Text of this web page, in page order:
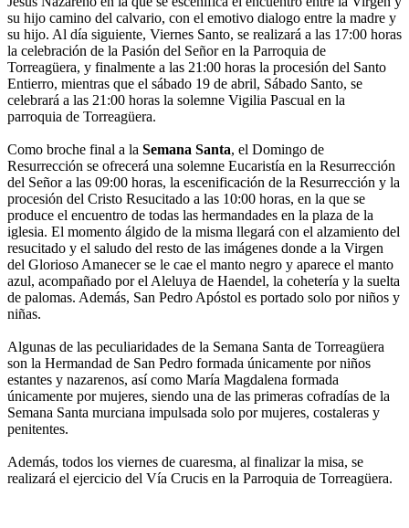
su hijo camino del calvario, con el emotivo dialogo entre la madre y
su hijo. Al día siguiente, Viernes Santo, se realizará a las 17:00 horas
la celebración de la Pasión del Señor en la Parroquia de
Torreagüera, y finalmente a las 21:00 horas la procesión del Santo
Entierro, mientras que el sábado 19 de abril, Sábado Santo, se
celebrará a las 21:00 horas la solemne Vigilia Pascual en la
parroquia de Torreagüera.
Como broche final a la Semana Santa, el Domingo de
Resurrección se ofrecerá una solemne Eucaristía en la Resurrección
del Señor a las 09:00 horas, la escenificación de la Resurrección y la
procesión del Cristo Resucitado a las 10:00 horas, en la que se
produce el encuentro de todas las hermandades en la plaza de la
iglesia. El momento álgido de la misma llegará con el alzamiento del
resucitado y el saludo del resto de las imágenes donde a la Virgen
del Glorioso Amanecer se le cae el manto negro y aparece el manto
azul, acompañado por el Aleluya de Haendel, la cohetería y la suelta
de palomas. Además, San Pedro Apóstol es portado solo por niños y
niñas.
Algunas de las peculiaridades de la Semana Santa de Torreagüera
son la Hermandad de San Pedro formada únicamente por niños
estantes y nazarenos, así como María Magdalena formada
únicamente por mujeres, siendo una de las primeras cofradías de la
Semana Santa murciana impulsada solo por mujeres, costaleras y
penitentes.
Además, todos los viernes de cuaresma, al finalizar la misa, se
realizará el ejercicio del Vía Crucis en la Parroquia de Torreagüera.